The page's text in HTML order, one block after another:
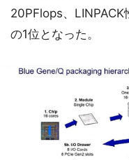
20PFlops、
の1位となった。